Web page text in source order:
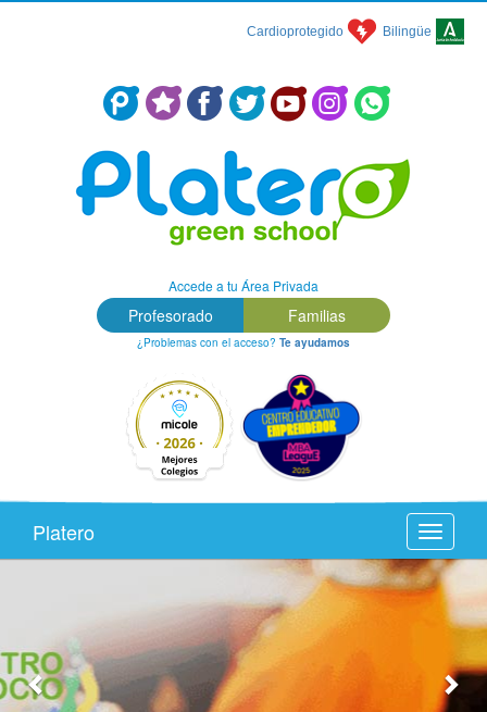
Cardioprotegido Bilingüe
Centro Concertado en Málaga: Colegio Platero Green School
Accede a tu Área Privada
Profesorado Familias
¿Problemas con el acceso? Te ayudamos
Toggle
Platero